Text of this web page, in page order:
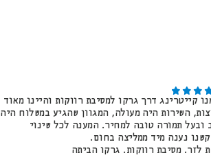
קייטרינג דרך גרקו למסיבת רווקות והיינו מאוד
השירות היה מעולה, המגוון שהגיע במשלוח היה
ובעל תמורה טובה למחיר. המענה לכל שינוי
נענה מיד ממליצה בחום.
לזר. מסיבת רווקות. גרקו הביתה